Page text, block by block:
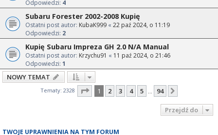
Odpowiedzi: 4
Subaru Forester 2002-2008 Kupię
Ostatni post autor: KubaK999 « 22 paź 2024, o 11:19
Odpowiedzi: 2
Kupię Subaru Impreza GH 2.0 N/A Manual
Ostatni post autor: Krzychu91 « 11 paź 2024, o 21:46
Odpowiedzi: 1
NOWY TEMAT
Tematy: 2328 Strona z94
1 2 3 4 5 94
Przejdź do
TWOJE UPRAWNIENIA NA TYM FORUM